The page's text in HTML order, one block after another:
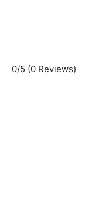
0/5 (0 Reviews)